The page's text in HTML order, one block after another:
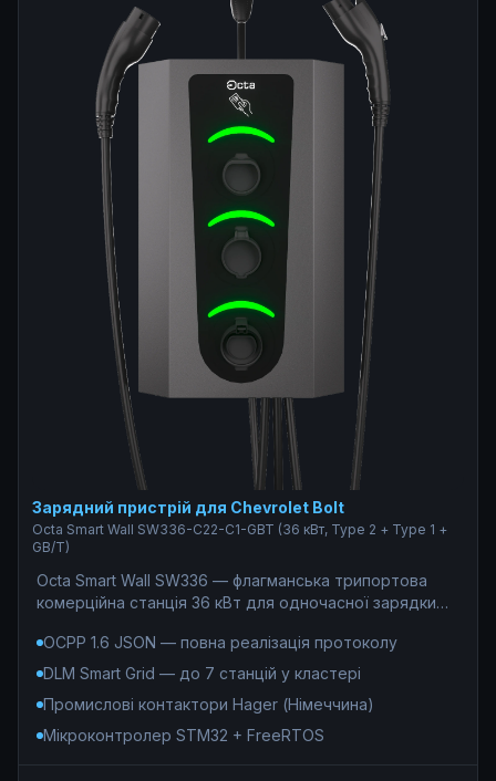
Зарядний пристрій для Chevrolet Bolt
Octa Smart Wall SW336-С22-C1-GBT (36 кВт, Type 2 + Type 1 +
GB/T)
Octa Smart Wall SW336 — флагманська трипортова
комерційна станція 36 кВт для одночасної зарядки
2, 22 кВт) та США (Type 1, 7,4 кВт) — без жодних
перехідників. Єдине рішення для АЗС, ТРЦ та
електромобілів: OCPP 1.6 JSON, DLM до 7 станцій у
кластері, білінг 0% комісії. Під капотом —
OCPP 1.6 JSON — повна реалізація протоколу
DLM Smart Grid — до 7 станцій у кластері
Промислові контактори Hager (Німеччина)
Мікроконтролер STM32 + FreeRTOS